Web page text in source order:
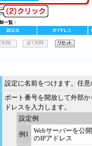
設定に名前をつけます。任
ポート番号を開放して外部
ドレスを入力します。
設定例
例1
Webサーバーを公
のIPアドレス